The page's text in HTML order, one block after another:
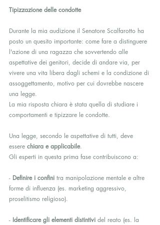
Tipizzazione delle condotte
Durante la mia audizione il Senatore Scalfarotto ha
posto un quesito importante: come fare a distinguere
l'azione di una ragazza che sovvertendo alle
aspettative dei genitori, decide di andare via, per
vivere una vita libera dagli schemi e la condizione di
assoggettamento, motivo per cui dovrebbe nascere
una legge.
La mia risposta chiara è stata quella di studiare i
comportamenti e tipizzare le condotte.
Una legge, secondo le aspettative di tutti, deve
essere chiara e applicabile.
Gli esperti in questa prima fase contribuiscono a:
- Definire i confini tra manipolazione mentale e altre
forme di influenza (es. marketing aggressivo,
proselitismo religioso).
- Identificare gli elementi distintivi del reato (es. la